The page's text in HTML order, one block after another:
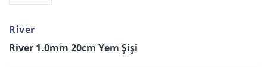
River
River 1.0mm 20cm Yem Şişi